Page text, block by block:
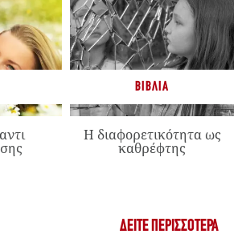
ΒΙΒΛΊΑ
Η διαφορετικότητα ως
καθρέφτης
ΔΕΊΤΕ ΠΕΡΙΣΣΌΤΕΡΑ